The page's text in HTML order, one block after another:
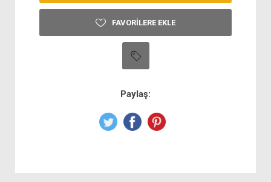
FAVORILERE EKLE
Paylaş: